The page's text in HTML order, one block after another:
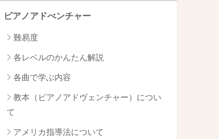
ピアノアドべンチャー
難易度
各レベルのかんたん解説
各曲で学ぶ内容
教本（ピアノアドヴェンチャー）につい
て
アメリカ指導法について